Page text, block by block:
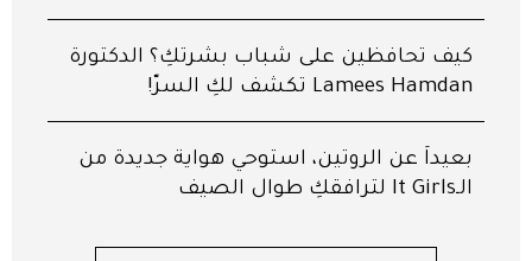
كيف تحافظين على شباب بشرتكِ؟ الدكتورة
Lamees Hamdan تكشف لكِ السرّ!
بعيداً عن الروتين، استوحي هواية جديدة من
الـIt Girls لترافقكِ طوال الصيف